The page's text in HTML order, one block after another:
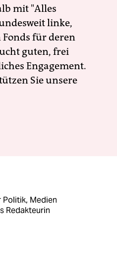
mit "Alles
linke,
für deren
guten, frei
Engagement.
Sie unsere
Medien
Redakteurin